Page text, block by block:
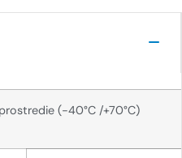
(-40°C /+70°C)